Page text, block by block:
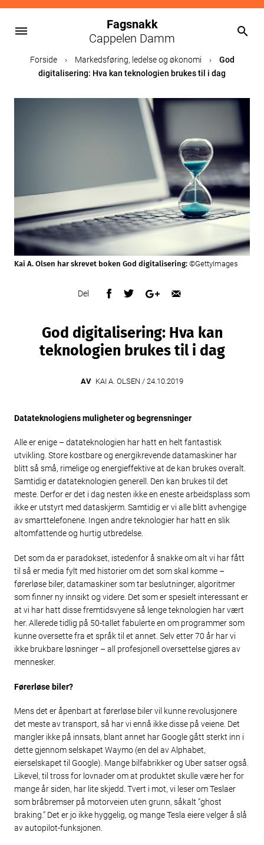
dehaze
Fagsnakk
Cappelen Damm
search
Forside › Markedsføring, ledelse og økonomi ›
God
digitalisering: Hva kan teknologien brukes til i dag
Kai A. Olsen har skrevet boken God digitalisering: ©GettyImages
Del
God digitalisering: Hva kan
teknologien brukes til i dag
AV KAI A. OLSEN / 24.10.2019
Datateknologiens muligheter og begrensninger
Alle er enige – datateknologien har hatt en helt fantastisk
utvikling. Store kostbare og energikrevende datamaskiner har
blitt så små, rimelige og energieffektive at de kan brukes overalt.
Samtidig er datateknologien generell. Den kan brukes til det
meste. Derfor er det i dag nesten ikke en eneste arbeidsplass som
ikke er utstyrt med dataskjerm. Samtidig er vi alle blitt avhengige
av smarttelefonene. Ingen andre teknologier har hatt en slik
altomfattende og hurtig utbredelse.
Det som da er paradokset, istedenfor å snakke om alt vi har fått
til så er media fylt med historier om det som skal komme –
førerløse biler, datamaskiner som tar beslutninger, algoritmer
som finner ny innsikt og videre. Det som er spesielt interessant er
at vi har hatt disse fremtidsvyene så lenge teknologien har vært
her. Allerede tidlig på 50-tallet fabulerte en om programmer som
kunne oversette fra et språk til et annet. Selv etter 70 år har vi
ikke brukbare løsninger – all profesjonell oversettelse gjøres av
mennesker.
Førerløse biler?
Mens det er åpenbart at førerløse biler vil kunne revolusjonere
det meste av transport, så har vi ennå ikke disse på veiene. Det
mangler ikke på innsats, blant annet har Google gått sterkt inn i
dette gjennom selskapet Waymo (en del av Alphabet,
eierselskapet til Google). Mange bilfabrikker og Uber satser også.
Likevel, til tross for lovnader om at produktet skulle være her for
mange år siden, har lite skjedd. Tvert i mot, vi leser om Teslaer
som bråbremser på motorveien uten grunn, såkalt ”ghost
braking.” Det er jo ikke hyggelig, og mange Tesla eiere velger å slå
av autopilot-funksjonen.